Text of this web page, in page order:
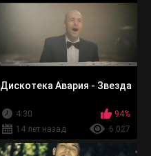
Дискотека Авария - Звезда
4:30
94%
14 лет назад
6 027